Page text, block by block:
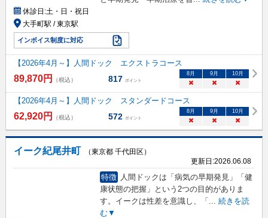
休診日:土・日・祝日
大手町駅 / 東京駅
インボイス制度に対応
【2026年4月～】人間ドック エクストラコース
89,870円 （税込） 817 ポイント
8 月 9 月 10月
× × ×
【2026年4月～】人間ドック スタンダードコース
62,920円 （税込） 572 ポイント
8 月 9 月 10月
× × ×
イーク紀尾井町
（東京都 千代田区）
更新日:2026.06.08
特徴
人間ドックは「病気の早期発見」「健
康状態の把握」という2つの目的がありま
す。イークは性差を意識し、「
続きを読
む▼